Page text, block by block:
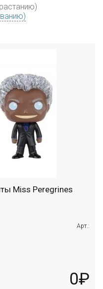
Miss Peregrines
Арт.:
0₽